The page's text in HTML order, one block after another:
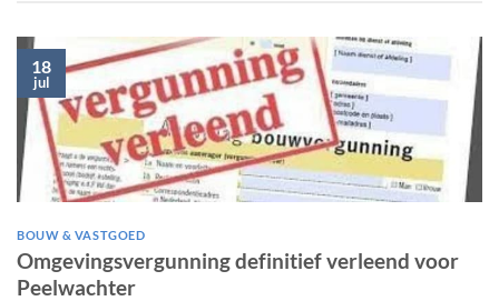
18
jul
BOUW & VASTGOED
Omgevingsvergunning definitief verleend voor
Peelwachter